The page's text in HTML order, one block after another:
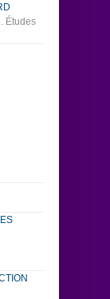
Études